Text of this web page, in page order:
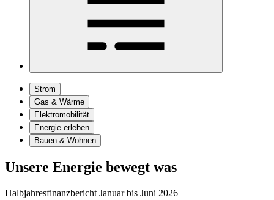
Strom
Gas & Wärme
Elektromobilität
Energie erleben
Bauen & Wohnen
Unsere Energie bewegt was
Halbjahresfinanzbericht Januar bis Juni 2026